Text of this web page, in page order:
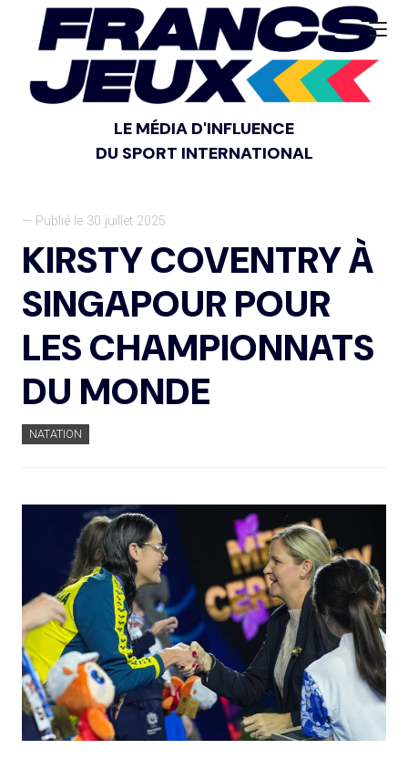
LE MÉDIA D'INFLUENCE
DU SPORT INTERNATIONAL
— Publié le 30 juillet 2025
KIRSTY COVENTRY À
SINGAPOUR POUR
LES CHAMPIONNATS
DU MONDE
NATATION